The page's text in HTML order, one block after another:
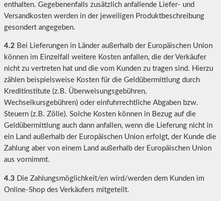
enthalten. Gegebenenfalls zusätzlich anfallende Liefer- und
Versandkosten werden in der jeweiligen Produktbeschreibung
gesondert angegeben.
4.2 Bei Lieferungen in Länder außerhalb der Europäischen Union
können im Einzelfall weitere Kosten anfallen, die der Verkäufer
nicht zu vertreten hat und die vom Kunden zu tragen sind. Hierzu
zählen beispielsweise Kosten für die Geldübermittlung durch
Kreditinstitute (z.B. Überweisungsgebühren,
Wechselkursgebühren) oder einfuhrrechtliche Abgaben bzw.
Steuern (z.B. Zölle). Solche Kosten können in Bezug auf die
Geldübermittlung auch dann anfallen, wenn die Lieferung nicht in
ein Land außerhalb der Europäischen Union erfolgt, der Kunde die
Zahlung aber von einem Land außerhalb der Europäischen Union
aus vornimmt.
4.3 Die Zahlungsmöglichkeit/en wird/werden dem Kunden im
Online-Shop des Verkäufers mitgeteilt.